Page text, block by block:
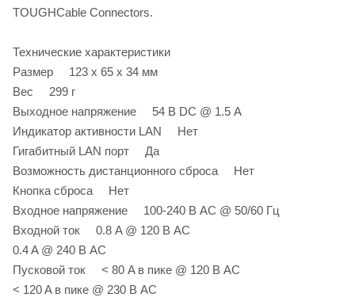
TOUGHCable Connectors.
Технические характеристики
Размер 123 х 65 х 34 мм
Вес 299 г
Выходное напряжение 54 В DC @ 1.5 А
Индикатор активности LAN Нет
Гигабитный LAN порт Да
Возможность дистанционного сброса Нет
Кнопка сброса Нет
Входное напряжение 100-240 В AC @ 50/60 Гц
Входной ток 0.8 A @ 120 В AC
0.4 A @ 240 В AC
Пусковой ток < 80 A в пике @ 120 В AC
< 120 A в пике @ 230 В AC